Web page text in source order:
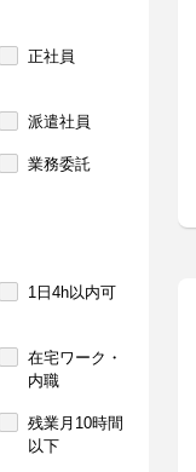
正社員
派遣社員
業務委託
1日4h以内可
在宅ワーク・
内職
残業月10時間
以下